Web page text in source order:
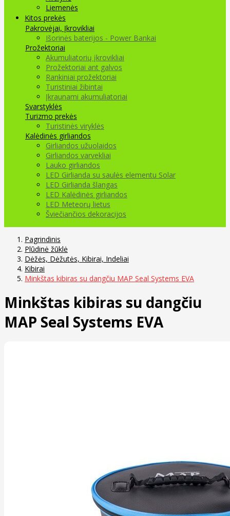
Liemenės
Kitos prekės
Pakrovėjai, Įkrovikliai
Išorinės baterijos - Power Bankai
Prožektoriai
Akumuliatorių įkrovikliai
Prožektoriai ant galvos
Rankiniai prožektoriai
Turistiniai žibintai
Įkraunami akumuliatoriai
Svarstyklės
Turizmo prekės
Turistinės viryklės
Kalėdinės girliandos
Girliandos užuolaidos
Girliandos varvekliai
Lauko girliandos
LED Girlianda su saulės elementu Solar
LED Girlianda šlangas
LED Kalėdinės girliandos
LED Meteorų lietus
Šviečiančios dekoracijos
Pagrindinis
Plūdinė žūklė
Dėžės, Dėžutės, Kibirai, Indeliai
Kibirai
Minkštas kibiras su dangčiu MAP Seal Systems EVA
Minkštas kibiras su dangčiu
MAP Seal Systems EVA